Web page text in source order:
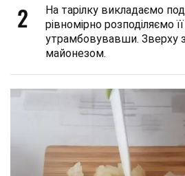
2
На тарілку викладаємо
рівномірно розподіляємо
утрамбовувавши. Зверху
майонезом.